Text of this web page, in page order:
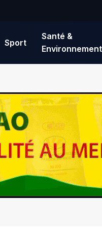
Sport
Santé &
Environnement